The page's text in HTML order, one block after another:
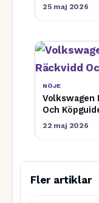
25 maj 2026
NÖJE
Volkswagen
Och
22 maj 2026
Fler artiklar